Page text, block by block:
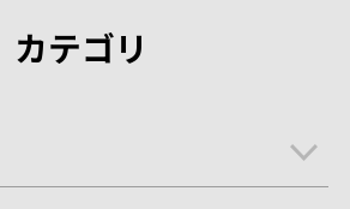
カテゴリ